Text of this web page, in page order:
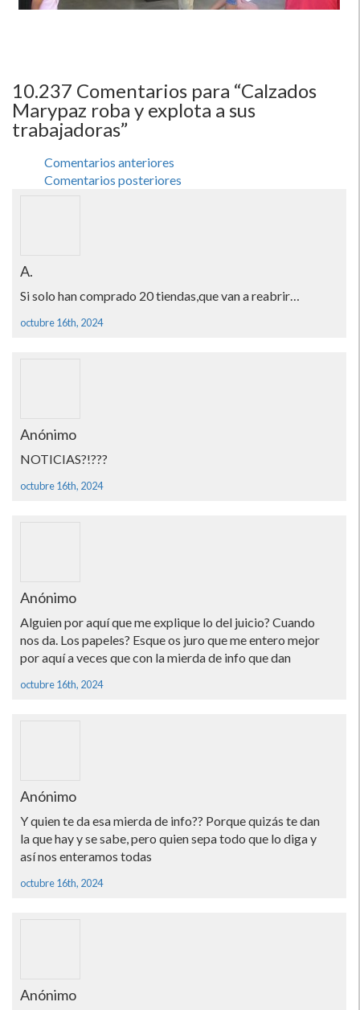
10.237 Comentarios para “Calzados
Marypaz roba y explota a sus
trabajadoras”
Comentarios anteriores
Comentarios posteriores
A.
Si solo han comprado 20 tiendas,que van a reabrir…
octubre 16th, 2024
Anónimo
NOTICIAS?!???
octubre 16th, 2024
Anónimo
Alguien por aquí que me explique lo del juicio? Cuando
nos da. Los papeles? Esque os juro que me entero mejor
por aquí a veces que con la mierda de info que dan
octubre 16th, 2024
Anónimo
Y quien te da esa mierda de info?? Porque quizás te dan
la que hay y se sabe, pero quien sepa todo que lo diga y
así nos enteramos todas
octubre 16th, 2024
Anónimo